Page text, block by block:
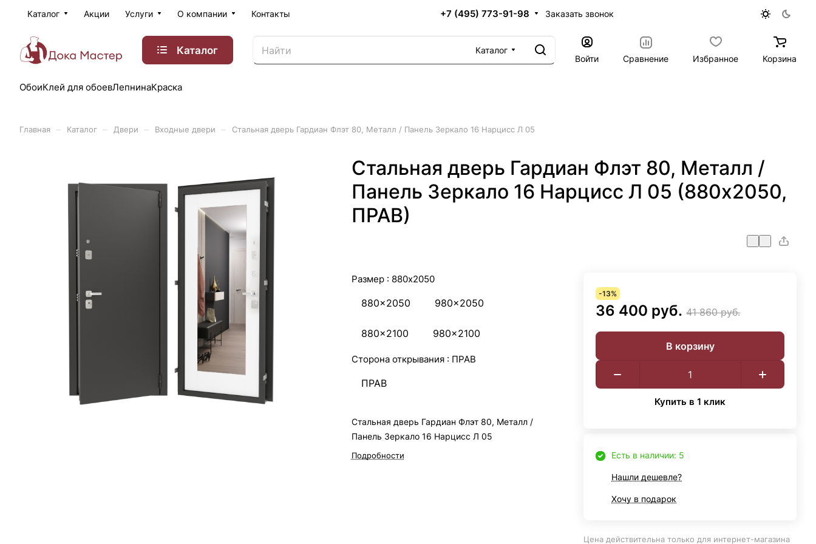
Каталог Акции Услуги О компании Контакты +7 (495) 773-91-98 Заказать звонок
Каталог
Каталог
Войти
Сравнение Избранное Корзина
ОбоиКлей для обоевЛепнинаКраска
Главная Каталог Двери Входные двери Стальная дверь Гардиан Флэт 80, Металл / Панель Зеркало 16 Нарцисс Л 05
Стальная дверь Гардиан Флэт 80, Металл /
Панель Зеркало 16 Нарцисс Л 05 (880x2050,
ПРАВ)
Размер : 880x2050
880x2050 980x2050
880x2100 980x2100
Сторона открывания : ПРАВ
ПРАВ
Стальная дверь Гардиан Флэт 80, Металл /
Панель Зеркало 16 Нарцисс Л 05
Подробности
-13%
36 400 руб. 41 860 руб.
В корзину
Купить в 1 клик
Есть в наличии: 5
Нашли дешевле?
Хочу в подарок
Цена действительна только для интернет-магазина